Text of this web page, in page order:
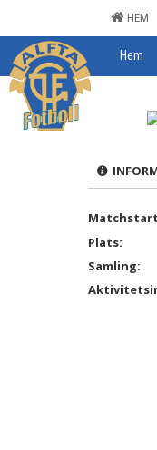
HEM
Hem
Plats:
Samling: